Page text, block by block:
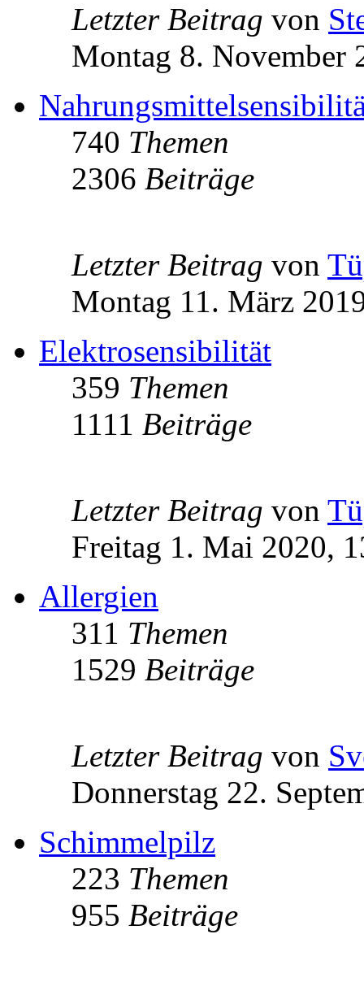
Letzter Beitrag von
Montag 8. November
740 Themen
2306 Beiträge
Letzter Beitrag von
Montag 11. März
Elektrosensibilität
359 Themen
1111 Beiträge
Letzter Beitrag von
Freitag 1. Mai 2020,
Allergien
311 Themen
1529 Beiträge
Letzter Beitrag von
Donnerstag 22.
Schimmelpilz
223 Themen
955 Beiträge